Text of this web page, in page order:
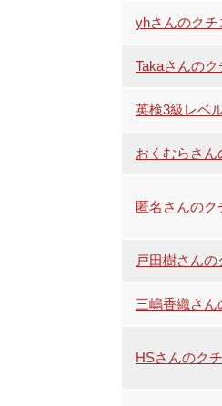
yhさんのクチ
Takaさんの
英検3級レベ
おくむらさん
匿名さんのク
戸田樹さん
三嶋香織さん
HSさんのク